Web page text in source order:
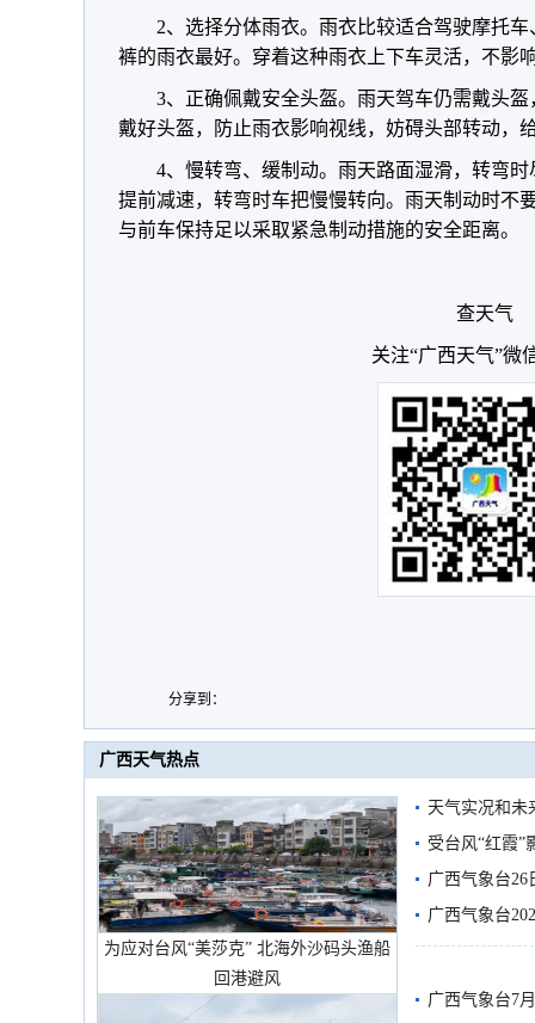
2、选择分体雨衣。雨衣比较适合驾驶摩托
裤的雨衣最好。穿着这种雨衣上下车灵活，不影
3、正确佩戴安全头盔。雨天驾车仍需戴头
戴好头盔，防止雨衣影响视线，妨碍头部转动，
4、慢转弯、缓制动。雨天路面湿滑，转弯
提前减速，转弯时车把慢慢转向。雨天制动时不
与前车保持足以采取紧急制动措施的安全距离。
查天气
关注“广西天气”微
分享到：
广西天气热点
为应对台风“美莎克” 北海外沙码头渔船
回港避风
天气实况和未
受台风“红霞”
有较强降雨
广西气象台26
广西气象台
预警
广西气象台7